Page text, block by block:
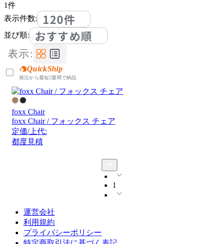
1件
表示件数:
120件
並び順: おすすめ順
表示:
QuickShip
発注から最短2週間で納品
foxx Chair
foxx Chair / フォックス チェア
定価/上代:
都度見積
1
運営会社
利用規約
プライバシーポリシー